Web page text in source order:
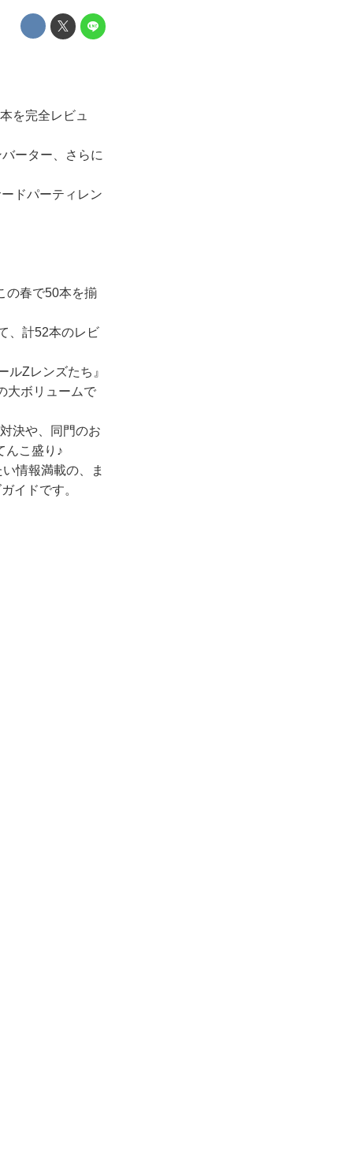
を完全レビュ
ーター、さらに
ドパーティレン
の春で50本を揃
、計52本のレビ
Zレンズたち』
大ボリュームで
決や、同門のお
んこ盛り♪
情報満載の、ま
イドです。